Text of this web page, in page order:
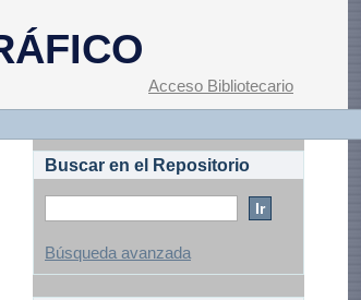
Acceso Bibliotecario
Buscar en el Repositorio
Búsqueda avanzada